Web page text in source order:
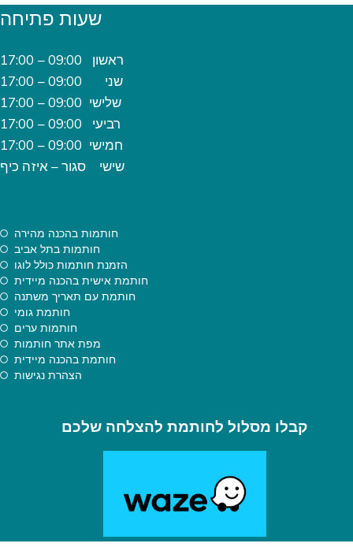
שעות פתיחה
ראשון 09:00 – 17:00
שני 09:00 – 17:00
שלישי 09:00 – 17:00
רביעי 09:00 – 17:00
חמישי 09:00 – 17:00
שישי סגור – איזה כיף
חותמות בהכנה מהירה
חותמות בתל אביב
הזמנת חותמות כולל לוגו
חותמת אישית בהכנה מיידית
חותמת עם תאריך משתנה
חותמת גומי
חותמות ערים
מפת אתר חותמות
חותמת בהכנה מיידית
הצהרת נגישות
קבלו מסלול לחותמת להצלחה שלכם